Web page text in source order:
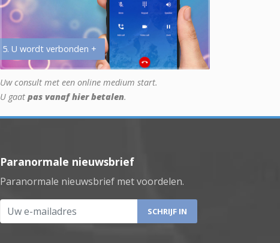
5. U wordt verbonden +
Uw consult met een online medium start.
U gaat pas vanaf hier betalen.
Paranormale nieuwsbrief
Paranormale nieuwsbrief met voordelen.
Uw e-mailadres